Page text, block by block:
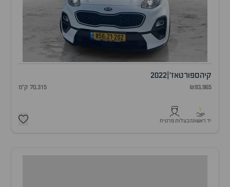
קיהספורטאז' 2022
₪93,965 70,315 ק"מ
1
יד ראשונהבעלות פרטית